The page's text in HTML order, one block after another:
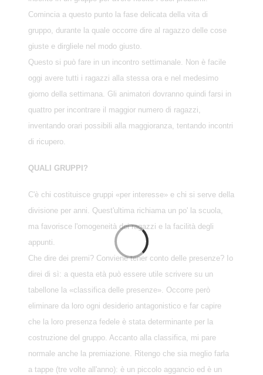
Comincia a questo punto la fase delicata della vita di
gruppo, durante la quale occorre dire al ragazzo delle cose
giuste e dirgliele nel modo giusto.
Questo si può fare in un incontro settimanale. Non è facile
oggi avere tutti i ragazzi alla stessa ora e nel medesimo
giorno della settimana. Gli animatori dovranno quindi farsi in
quattro per incontrare il maggior numero di ragazzi,
inventando orari possibili alla maggioranza, tentando incontri
di ricupero.
QUALI GRUPPI?
C'è chi costituisce gruppi «per interesse» e chi si serve della
divisione per anni. Quest'ultima richiama un po' la scuola,
ma favorisce l'omogeneità dei ragazzi e la facilità degli
appunti.
Che dire dei premi? Conviene tener conto delle presenze? Io
direi di sì: a questa età può essere utile scrivere su un
tabellone la «classifica delle presenze». Occorre però
eliminare da loro ogni desiderio antagonistico e far capire
che la loro presenza fedele è stata determinante per la
costruzione del gruppo. Accanto alla classifica, mi pare
normale anche la premiazione. Ritengo che sia meglio farla
a tappe (tre volte all'anno): è un piccolo aggancio ed è un